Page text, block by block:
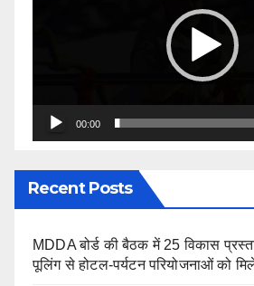
00:00
Recent Posts
MDDA बोर्ड की बैठक में 25 विकास
पूलिंग से होटल-पर्यटन परियोजनाओं को